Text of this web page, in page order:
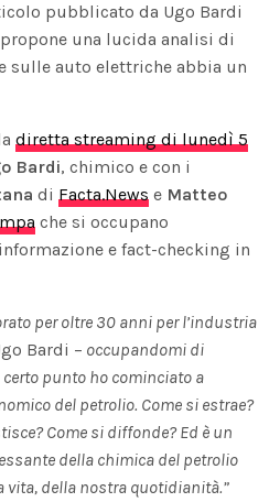
pubblicato da Ugo Bardi
una lucida analisi di
sulle auto elettriche abbia un
diretta streaming di lunedì 5
Bardi, chimico e con i
diFacta.News e Matteo
che si occupano
e fact-checking in
per oltre 30 anni per l’industria
Bardi – occupandomi di
punto ho cominciato a
del petrolio. Come si estrae?
Come si diffonde? Ed è un
della chimica del petrolio
vita, della nostra quotidianità.”